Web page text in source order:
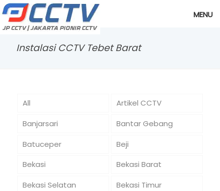
MENU
Instalasi CCTV Tebet Barat
All
Artikel CCTV
Banjarsari
Bantar Gebang
Batuceper
Beji
Bekasi
Bekasi Barat
Bekasi Selatan
Bekasi Timur